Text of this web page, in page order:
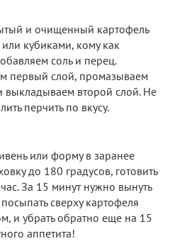
и очищенный картофель
кубиками, кому как
соль и перец.
первый слой, промазываем
выкладываем второй слой. Не
перчить по вкусу.
или форму в заранее
до 180 градусов, готовить
За 15 минут нужно вынуть
сверху картофеля
и убрать обратно еще на 15
аппетита!